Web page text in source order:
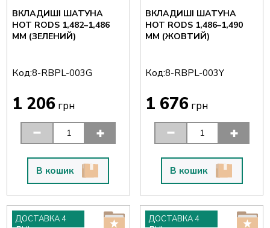
ВКЛАДИШІ ШАТУНА
HOT RODS 1,482–1,486
ММ (ЗЕЛЕНИЙ)
Код:8-RBPL-003G
1 206 грн
В кошик
ВКЛАДИШІ ШАТУНА
HOT RODS 1,486–1,490
ММ (ЖОВТИЙ)
Код:8-RBPL-003Y
1 676 грн
В кошик
ДОСТАВКА 4
ДОСТАВКА 4